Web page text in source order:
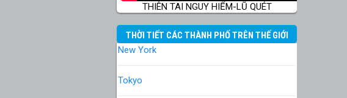
THIÊN TAI NGUY HIỂM-LŨ QUÉT
THỜI TIẾT CÁC THÀNH PHỐ TRÊN THẾ GIỚI
New York
Tokyo